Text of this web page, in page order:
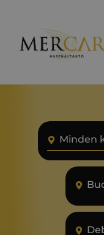
Minden